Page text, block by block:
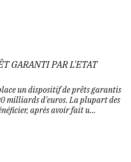
GARANTI PAR L'ETAT
un dispositif de prêts garantis
milliards d'euros. La plupart des
après avoir fait u...